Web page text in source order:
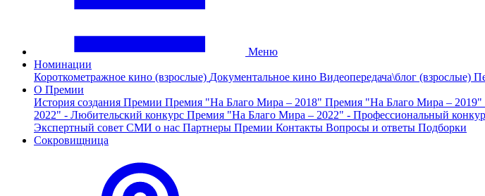
Меню
Номинации
Короткометражное кино (взрослые) Документальное кино Видеопередача\блог (взрослые)
О Премии
История создания Премии Премия "На Благо Мира – 2018" Премия "На Благо Мира – 2019"
2022" - Любительский конкурс Премия "На Благо Мира – 2022" - Профессиональный
Экспертный совет СМИ о нас Партнеры Премии Контакты Вопросы и ответы Подборки
Сокровищница